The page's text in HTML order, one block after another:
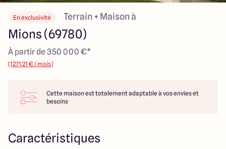
Votre projet
Qui sommes-nous
Maisons ARLOGIS Lyon Est
En exclusivité Terrain + Maison à
Mions (69780)
À partir de 350 000 €*
(1271.21 € / mois)
Cette maison est totalement adaptable à vos envies et
besoins
Caractéristiques